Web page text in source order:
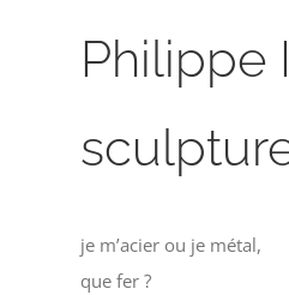
Philippe
je m’acier ou je métal,
que fer ?